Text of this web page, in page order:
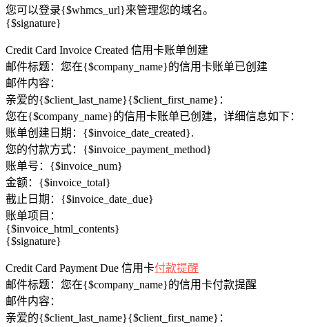
您可以登录{$whmcs_url}来管理您的域名。
{$signature}
Credit Card Invoice Created 信用卡账单创建
邮件标题：您在{$company_name}的信用卡账单已创建
邮件内容：
亲爱的{$client_last_name}{$client_first_name}：
您在{$company_name}的信用卡账单已创建，详细信息如下：
账单创建日期：{$invoice_date_created}.
您的付款方式：{$invoice_payment_method}
账单号：{$invoice_num}
金额：{$invoice_total}
截止日期：{$invoice_date_due}
账单项目：
{$invoice_html_contents}
{$signature}
Credit Card Payment Due 信用卡付款提醒
邮件标题：您在{$company_name}的信用卡付款提醒
邮件内容：
亲爱的{$client_last_name}{$client_first_name}：